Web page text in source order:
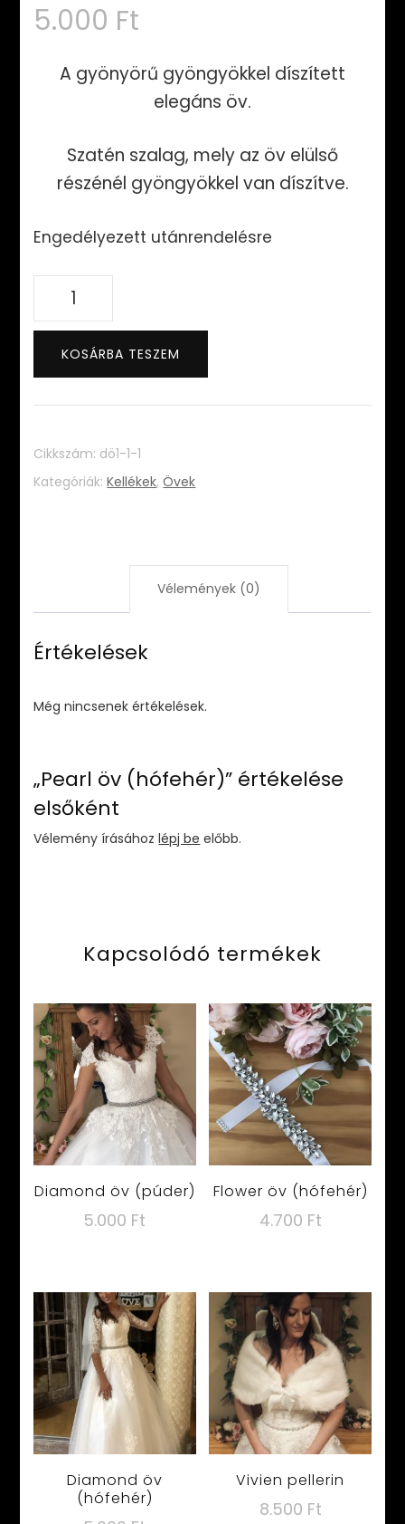
5.000 Ft
A gyönyörű gyöngyökkel díszített
elegáns öv.
Szatén szalag, mely az öv elülső
részénél gyöngyökkel van díszítve.
Engedélyezett utánrendelésre
Pearl
öv
(hófehér)
mennyiség
KOSÁRBA TESZEM
Cikkszám: dö1-1-1
Kategóriák:Kellékek,Övek
Vélemények (0)
Értékelések
Még nincsenek értékelések.
„Pearl öv (hófehér)” értékelése
elsőként
Vélemény írásáhozlépj be előbb.
Kapcsolódó termékek
Diamond öv (púder)
5.000 Ft
Flower öv (hófehér)
4.700 Ft
Diamond öv
(hófehér)
Vivien pellerin
8.500 Ft